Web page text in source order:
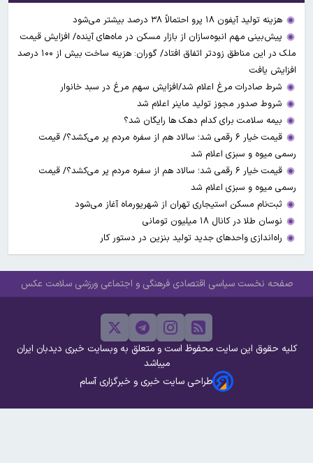
هزینه تولید آیفون ۱۸ پرو احتمالاً ۳۸ درصد بیشتر می‌شود
پیش‌بینی مهم انبوه‌سازان از بازار مسکن در ماه‌های آینده/ افزایش قیمت
ملک در این مناطق زودتر اتفاق افتاد/ گوران: هزینه ساخت بیش از ۱۰۰ درصد
افزایش یافت
شرط صادرات مرغ اعلام شد/افزایش سهم مرغ در سبد خانوار
شروط صدور مجوز تولید ماینر اعلام شد
بیمه سلامت برای کدام دهک ها رایگان شد؟
قیمت خیار ۶ رقمی شد؛ سالاد هم از سفره مردم پر می‌کشد؟/ قیمت
رسمی میوه و سبزی اعلام شد
قیمت خیار ۶ رقمی شد؛ سالاد هم از سفره مردم پر می‌کشد؟/ قیمت
رسمی میوه و سبزی اعلام شد
ثبت‌نام مسکن استیجاری تهران از شهریورماه آغاز می‌شود
نوسان طلا در کانال ۱۸ میلیون تومانی
راه‌اندازی واحدهای جدید تولید بنزین در دستور کار
صفحه نخست سیاسی اقتصادی فرهنگی و اجتماعی ورزشی سلامت عکس
کلیه حقوق این سایت محفوظ است و متعلق به وبسایت خبری دیدبان ایران
میباشد
طراحی سایت خبری و خبرگزاری آسام